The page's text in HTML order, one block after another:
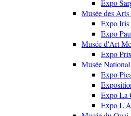
Expo
Musée des
Expo Iris
Expo
Musée d'Art
Expo
Musée
Expo
Expo La
Expo